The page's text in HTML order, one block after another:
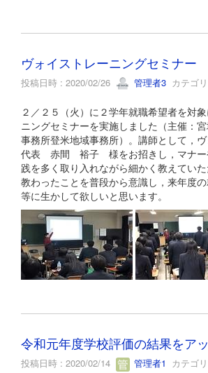
ヴォイストレーニングセミナー
投稿日時 : 2020/02/26 管理者3 カテゴ
２／２５（火）に２学年就職希望者を対
ニングセミナーを実施しました（主催：
事務所登米地域事務所）。講師として，
代表 赤間 裕子 様をお招きし，マナー
践を多く取り入れながら細かく教えてい
教わったことを普段から意識し，来年度
等に生かして欲しいと思います。
令和元年度学校評価の結果をア
投稿日時 : 2020/02/14 管理者1 カテゴ